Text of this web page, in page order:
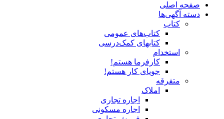
صفحه اصلی
دسته آگهی‌ها
کتاب
کتاب‌های عمومی
کتابهای کمک‌درسی
استخدام
کارفرما هستم!
جویای کار هستم!
متفرقه
املاک
اجاره تجاری
اجاره مسکونی